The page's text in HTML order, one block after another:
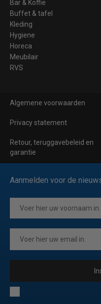
Bar & Koffie
Buffet & tafel
Kleding
Hygiene
Horeca
Meubilair
RVS
Algemene voorwaarden
Privacy statement
Retour, teruggavebeleid en
garantie
Aanmelden voor de